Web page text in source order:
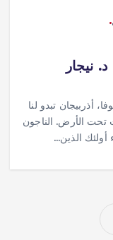
نيجار
أذربيجان تبدو لنا
تحت الأرض. الناجون
الذين…